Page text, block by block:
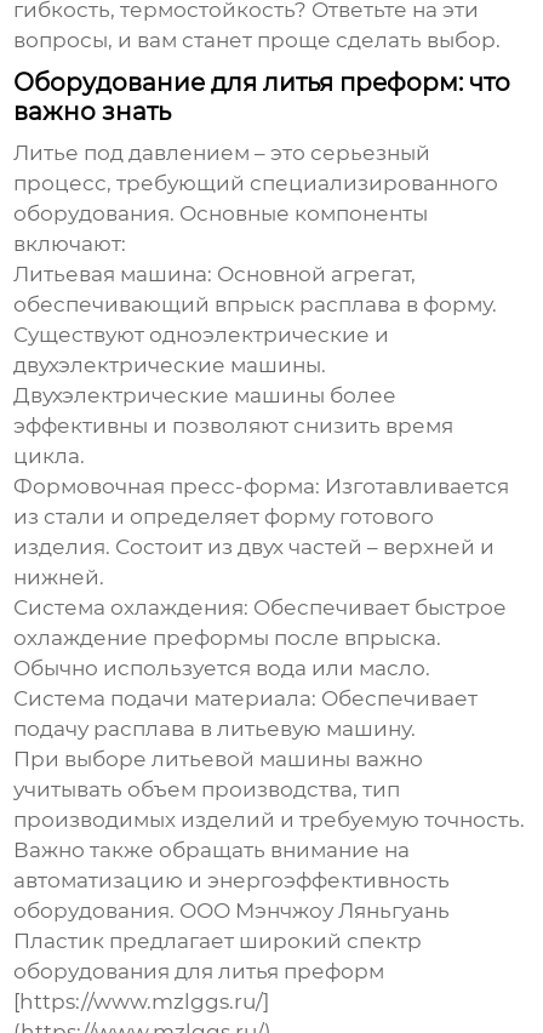
гибкость, термостойкость? Ответьте на эти
вопросы, и вам станет проще сделать выбор.
Оборудование для литья преформ: что
важно знать
Литье под давлением – это серьезный
процесс, требующий специализированного
оборудования. Основные компоненты
включают:
Литьевая машина: Основной агрегат,
обеспечивающий впрыск расплава в форму.
Существуют одноэлектрические и
двухэлектрические машины.
Двухэлектрические машины более
эффективны и позволяют снизить время
цикла.
Формовочная пресс-форма: Изготавливается
из стали и определяет форму готового
изделия. Состоит из двух частей – верхней и
нижней.
Система охлаждения: Обеспечивает быстрое
охлаждение преформы после впрыска.
Обычно используется вода или масло.
Система подачи материала: Обеспечивает
подачу расплава в литьевую машину.
При выборе литьевой машины важно
учитывать объем производства, тип
производимых изделий и требуемую точность.
Важно также обращать внимание на
автоматизацию и энергоэффективность
оборудования. ООО Мэнчжоу Ляньгуань
Пластик предлагает широкий спектр
оборудования длялитья преформ
[https://www.mzlggs.ru/]